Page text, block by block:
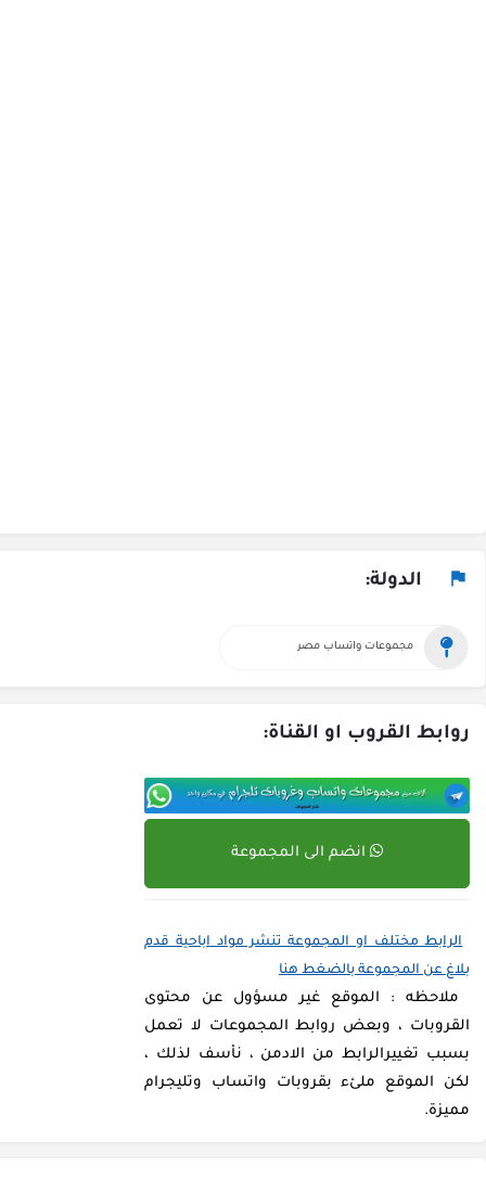
الدولة:
مجموعات واتساب مصر
روابط القروب او القناة:
انضم الى المجموعة
الرابط مختلف او المجموعة تنشر مواد اباحية قدم
بلاغ عن المجموعة بالضغط هنا
ملاحظه : الموقع غير مسؤول عن محتوى
القروبات ، وبعض روابط المجموعات لا تعمل
بسبب تغييرالرابط من الادمن ، نأسف لذلك ،
لكن الموقع ملئء بقروبات واتساب وتليجرام
مميزة.